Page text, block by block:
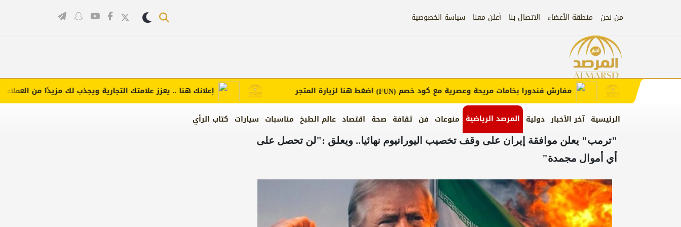
من نحن منطقة الأعضاء الاتصال بنا أعلن معنا سياسة الخصوصية
الرئيسية آخر الأخبار دولية المرصد الرياضية منوعات فن ثقافة صحة اقتصاد عالم الطبخ مناسبات سيارات كتاب الرأي
إعلانك هنا .. يعزز علامتك التجارية ويجذب لك مزيدًا من العملاء مفارش فندورا بخامات مريحة وعصرية مع كود خصم(FUN)اضغط هنا لزيارة المتجر
"ترمب" يعلن موافقة إيران على وقف تخصيب اليورانيوم نهائيا.. ويعلق :"لن تحصل على
أي أموال مجمدة"